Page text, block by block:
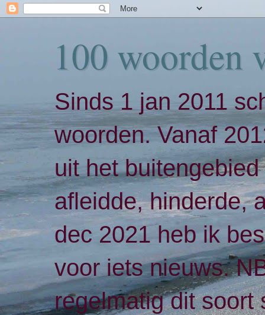
100 woorden
Sinds 1 jan 2011
woorden. Vanaf
uit het
afleidde, hinderde,
dec 2021 heb ik
voor iets nieuws.
regelmatig dit soort